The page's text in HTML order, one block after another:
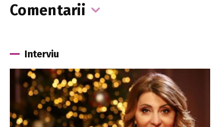
Comentarii
Interviu